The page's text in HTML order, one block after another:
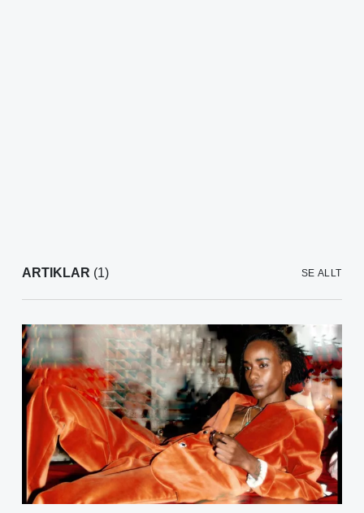
ARTIKLAR (1) SE ALLT